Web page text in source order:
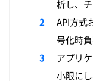
析し、
API方式
号化時
アプリ
小限に